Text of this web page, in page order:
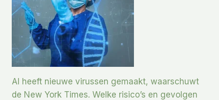
AI heeft nieuwe virussen gemaakt, waarschuwt
de New York Times. Welke risico’s en gevolgen